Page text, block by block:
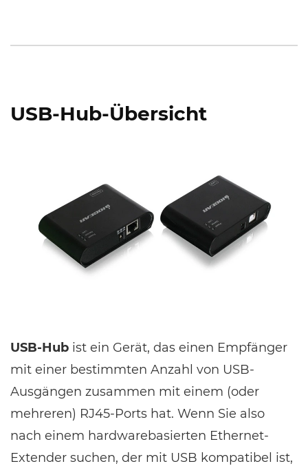
USB-Hub-Übersicht
USB-Hub ist ein Gerät, das einen Empfänger
mit einer bestimmten Anzahl von USB-
Ausgängen zusammen mit einem (oder
mehreren) RJ45-Ports hat. Wenn Sie also
nach einem hardwarebasierten Ethernet-
Extender suchen, der mit USB kompatibel ist,